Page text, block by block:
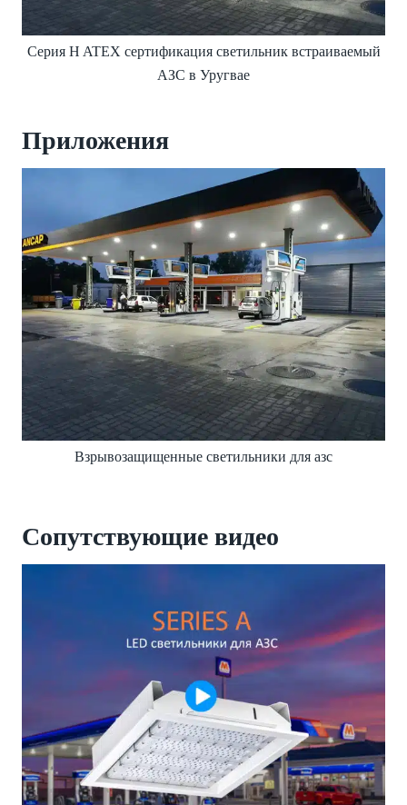
Серия H ATEX сертификация светильник встраиваемый
АЗС в Уругвае
Приложения
Взрывозащищенные светильники для азс
Сопутствующие видео